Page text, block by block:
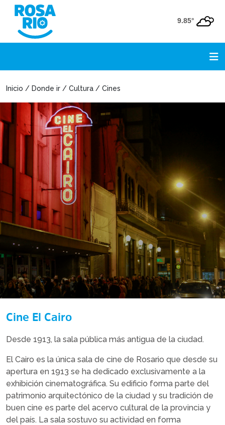
9.85°
Inicio / Donde ir / Cultura / Cines
Cine El Cairo
Desde 1913, la sala pública más antigua de la ciudad.
El Cairo es la única sala de cine de Rosario que desde su
apertura en 1913 se ha dedicado exclusivamente a la
exhibición cinematográfica. Su edificio forma parte del
patrimonio arquitectónico de la ciudad y su tradición de
buen cine es parte del acervo cultural de la provincia y
del país. La sala sostuvo su actividad en forma